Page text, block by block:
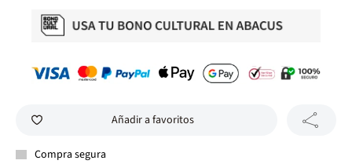
Añadir a favoritos
Compra segura